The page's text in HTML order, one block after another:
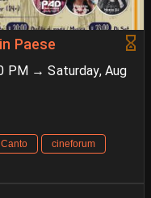
Paese
PM → Saturday, Aug
Canto
cineforum